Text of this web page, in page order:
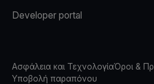
Developer portal
Ασφάλεια και ΤεχνολογίαΌροι &
Υποβολή παραπόνου